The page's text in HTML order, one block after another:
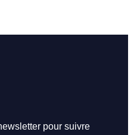
pour suivre